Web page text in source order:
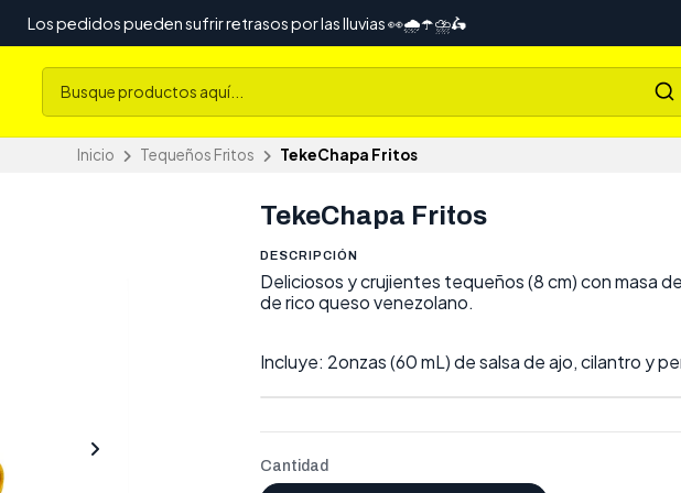
Los pedidos pueden sufrir retrasos por las lluvias 👀🌧️☂️⛈️🛵
Inicio Tequeños Fritos TekeChapa Fritos
TekeChapa Fritos
DESCRIPCIÓN
Deliciosos y crujientes tequeños (8 cm) con masa
de rico queso venezolano.
Incluye: 2onzas (60 mL) de salsa de ajo, cilantro y
Cantidad